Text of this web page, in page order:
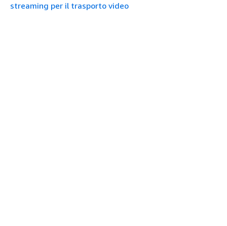
streaming per il trasporto video